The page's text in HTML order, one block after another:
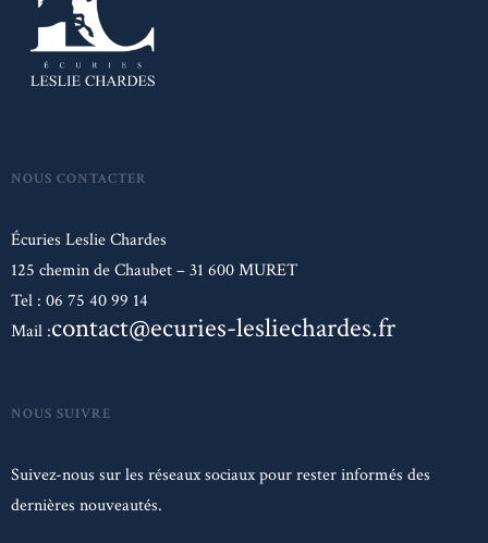
NOUS CONTACTER
Écuries Leslie Chardes
125 chemin de Chaubet – 31 600 MURET
Tel : 06 75 40 99 14
Mail :contact@ecuries-lesliechardes.fr
NOUS SUIVRE
Suivez-nous sur les réseaux sociaux pour rester informés des
dernières nouveautés.